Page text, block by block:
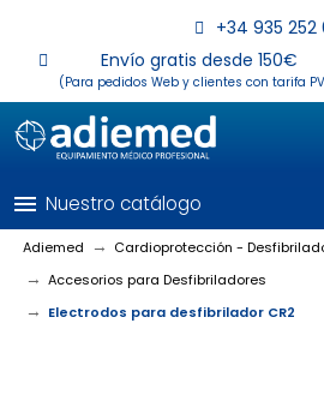
+34 935 252
Envío gratis desde 150€
(Para pedidos Web y clientes con tarifa
menu Nuestro catálogo
Adiemed
Cardioprotección -
Accesorios para Desfibriladores
Electrodos para desfibrilador CR2